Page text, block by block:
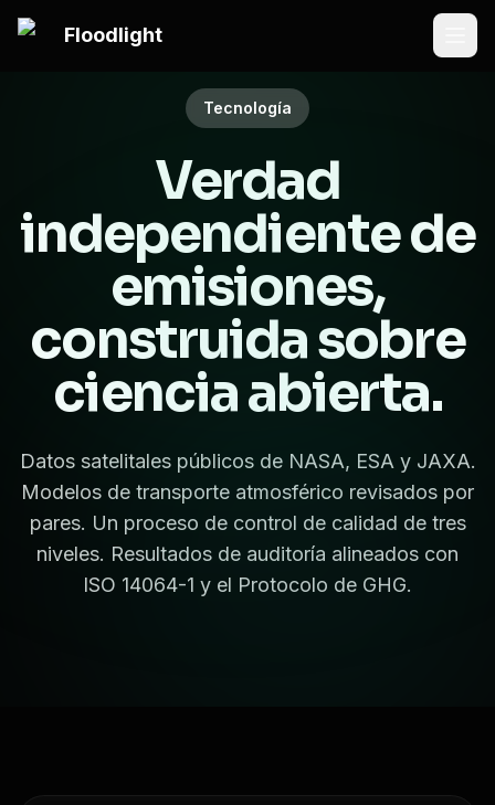
Saltar al contenido principal
Floodlight
Tecnología
Verdad
independiente de
emisiones,
construida sobre
ciencia abierta.
Datos satelitales públicos de NASA, ESA y JAXA.
Modelos de transporte atmosférico revisados por
pares. Un proceso de control de calidad de tres
niveles. Resultados de auditoría alineados con
ISO 14064-1 y el Protocolo de GHG.